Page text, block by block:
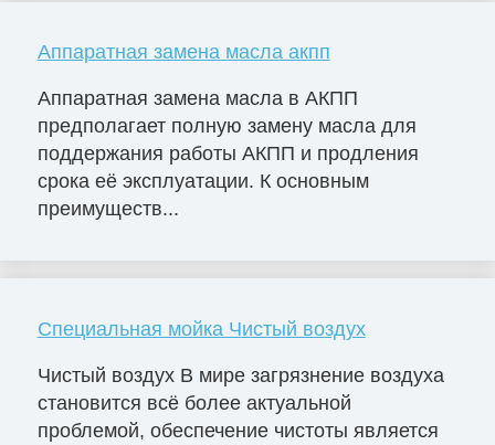
Аппаратная замена масла акпп
Аппаратная замена масла в АКПП
предполагает полную замену масла для
поддержания работы АКПП и продления
срока её эксплуатации. К основным
преимуществ...
Специальная мойка Чистый воздух
Чистый воздух В мире загрязнение воздуха
становится всё более актуальной
проблемой, обеспечение чистоты является